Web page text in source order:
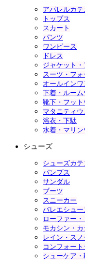
アパレルカ
トップス
スカート
パンツ
ワンピース
ドレス
ジャケット
スーツ・フ
オールイン
下着・ルーム
靴下・フット
マタニティウ
浴衣・下駄
水着・マリン
シューズ
シューズカ
パンプス
サンダル
ブーツ
スニーカー
バレエシュー
ローファー
モカシン・
レイン・ス
コンフォー
シューケア・